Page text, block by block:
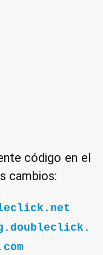
código en el
cambios: